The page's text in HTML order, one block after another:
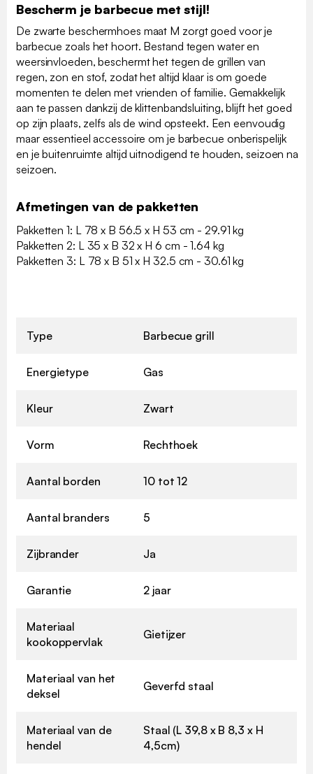
Bescherm je barbecue met stijl!
De zwarte beschermhoes maat M zorgt goed voor je
barbecue zoals het hoort. Bestand tegen water en
weersinvloeden, beschermt het tegen de grillen van
regen, zon en stof, zodat het altijd klaar is om goede
momenten te delen met vrienden of familie. Gemakkelijk
aan te passen dankzij de klittenbandsluiting, blijft het goed
op zijn plaats, zelfs als de wind opsteekt. Een eenvoudig
maar essentieel accessoire om je barbecue onberispelijk
en je buitenruimte altijd uitnodigend te houden, seizoen na
seizoen.
Afmetingen van de pakketten
Pakketten 1: L 78 x B 56.5 x H 53 cm - 29.91 kg
Pakketten 2: L 35 x B 32 x H 6 cm - 1.64 kg
Pakketten 3: L 78 x B 51 x H 32.5 cm - 30.61 kg
Type Barbecue grill
Energietype Gas
Kleur Zwart
Vorm Rechthoek
Aantal borden 10 tot 12
Aantal branders 5
Zijbrander Ja
Garantie 2 jaar
Materiaal
kookoppervlak
Gietijzer
Materiaal van het
deksel
Geverfd staal
Materiaal van de
hendel
Staal (L 39,8 x B 8,3 x H
4,5cm)